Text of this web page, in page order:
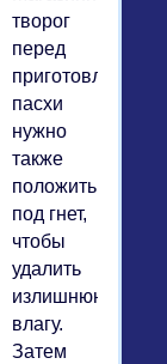
творог
перед
приготовлением
пасхи
нужно
также
положить
под гнет,
чтобы
удалить
излишнюю
влагу.
Затем